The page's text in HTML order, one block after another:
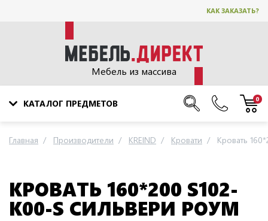
КАК ЗАКАЗАТЬ?
Мебель из массива
КАТАЛОГ ПРЕДМЕТОВ 0
Главная Производители KREIND Кровати Кровать
КРОВАТЬ 160*200 S102-
K00-S СИЛЬВЕРИ РОУМ